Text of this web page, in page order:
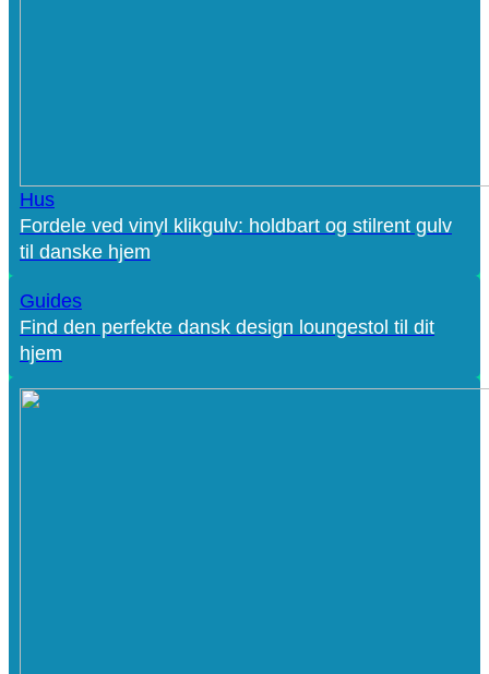
Hus
Fordele ved vinyl klikgulv: holdbart og stilrent gulv
til danske hjem
Guides
Find den perfekte dansk design loungestol til dit
hjem